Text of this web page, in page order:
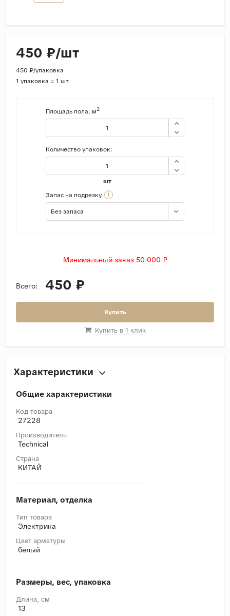
450 ₽/шт
450 ₽/упаковка
1 упаковка = 1 шт
Площадь пола, м2
Количество упаковок:
шт
Запас на подрезку
i
Без запаса
Минимальный заказ 50 000 ₽
Всего: 450 ₽
Купить
Купить в 1 клик
Характеристики
Общие характеристики
Код товара
27228
Производитель
Technical
Страна
КИТАЙ
Материал, отделка
Тип товара
Электрика
Цвет арматуры
белый
Размеры, вес, упаковка
Длина, cм
13